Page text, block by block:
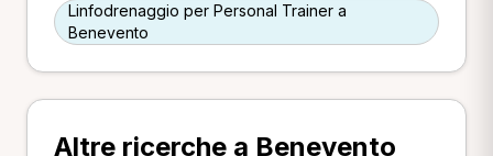
Linfodrenaggio per Personal Trainer a
Benevento
Altre ricerche a Benevento